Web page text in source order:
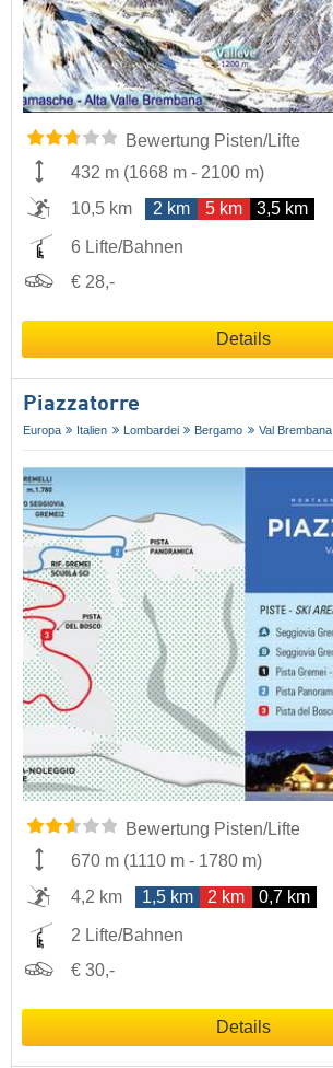
Bewertung Pisten/Lifte
432 m (1668 m - 2100 m)
10,5 km
2 km 5 km 3,5 km
6 Lifte/Bahnen
€ 28,-
Details
Piazzatorre
Europa Italien Lombardei Bergamo Val Brembana
Bewertung Pisten/Lifte
670 m (1110 m - 1780 m)
4,2 km
1,5 km 2 km 0,7 km
2 Lifte/Bahnen
€ 30,-
Details